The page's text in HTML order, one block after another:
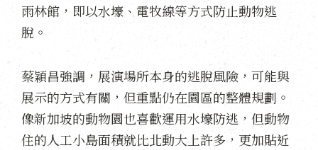
雨林館，即以水壕、電牧線等方式防止動物逃
脫。
蔡穎昌強調，展演場所本身的逃脫風險，可能與
展示的方式有關，但重點仍在園區的整體規劃。
像新加坡的動物園也喜歡運用水壕防逃，但動物
住的人工小島面積就比北動大上許多，更加貼近